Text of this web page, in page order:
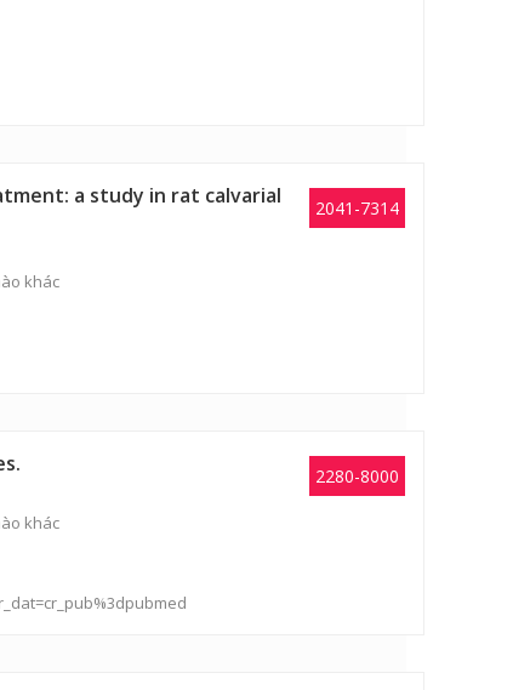
2041-7314
a study in rat calvarial
khác
2280-8000
khác